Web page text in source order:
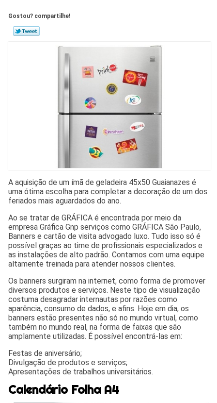
Gostou? compartilhe!
A aquisição de um ímã de geladeira 45x50 Guaianazes é
uma ótima escolha para completar a decoração de um dos
feriados mais aguardados do ano.
Ao se tratar de GRÁFICA é encontrada por meio da
empresa Gráfica Gnp serviços como GRÁFICA São Paulo,
Banners e cartão de visita advogado luxo. Tudo isso só é
possível graças ao time de profissionais especializados e
as instalações de alto padrão. Contamos com uma equipe
altamente treinada para atender nossos clientes.
Os banners surgiram na internet, como forma de promover
diversos produtos e serviços. Neste tipo de visualização
costuma desagradar internautas por razões como
aparência, consumo de dados, e afins. Hoje em dia, os
banners estão presentes não só no mundo virtual, como
também no mundo real, na forma de faixas que são
amplamente utilizadas. É possível encontrá-las em:
Festas de aniversário;
Divulgação de produtos e serviços;
Apresentações de trabalhos universitários.
Calendário Folha A4